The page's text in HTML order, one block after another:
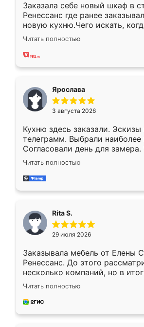
Заказала себе новый шкаф в
Ренессанс где ранее
новую кухню.Чего искать,
вполне довольна. Служит
два года, нареканий нет.
Читать полностью
Ярослава
3 августа 2026
Кухню здесь заказали. Эскизы
телеграмм. Выбрали
Согласовали день для замера.
недели кухня была уже готова.
довольны работой. Спасибо
мебель за качественную работу!
Читать полностью
Rita S.
29 июля 2026
Заказывала мебель от Елены
Ренессанс. До этого
несколько компаний, но в
эту. Сначала обговорили
приехал замерщик, всё
и снял размеры. Изготовили в
Читать полностью